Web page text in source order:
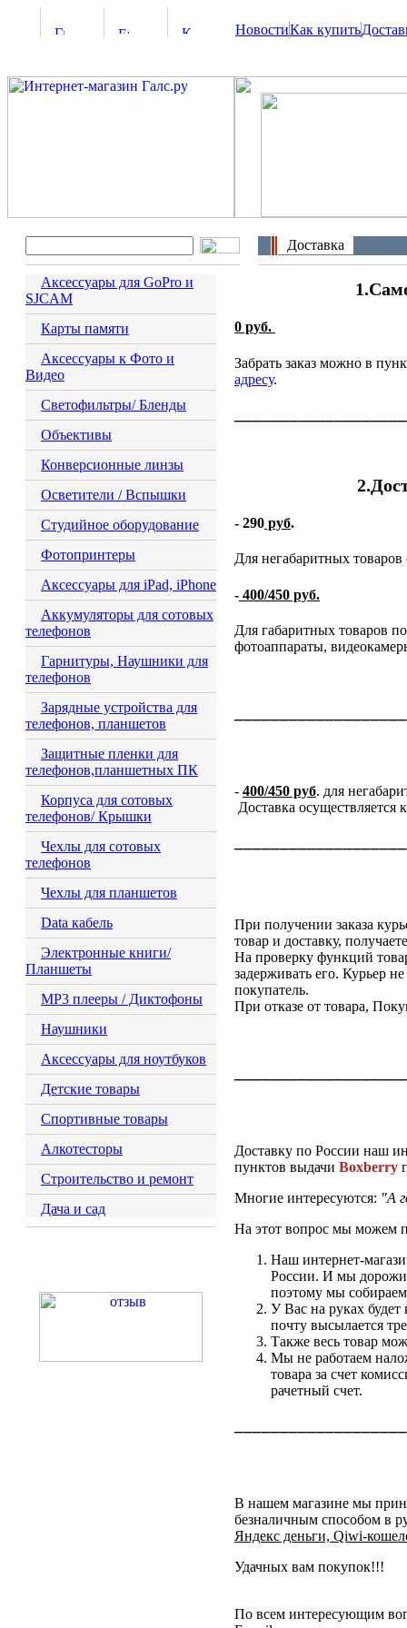
НовостиКак купить
Доставка
Аксессуары для GoPro и
SJCAM
Карты памяти
Аксессуары к Фото и
Видео
Светофильтры/ Бленды
Объективы
Конверсионные линзы
Осветители / Вспышки
Студийное оборудование
Фотопринтеры
Аксессуары для iPad, iPhone
Аккумуляторы для сотовых
телефонов
Гарнитуры, Наушники для
телефонов
Зарядные устройства для
телефонов, планшетов
Защитные пленки для
телефонов,планшетных ПК
Корпуса для сотовых
телефонов/ Крышки
Чехлы для сотовых
телефонов
Чехлы для планшетов
Data кабель
Электронные книги/
Планшеты
MP3 плееры / Диктофоны
Наушники
Аксессуары для ноутбуков
Детские товары
Спортивные товары
Алкотесторы
Строительство и ремонт
Дача и сад
0 руб.
Забрать заказ можно в
адресу.
- 290 руб.
Для негабаритных
- 400/450 руб.
Для габаритных товаров
фотоаппараты,
- 400/450 руб. для
Доставка
При получении заказа
товар и доставку,
На проверку функций
задерживать его. Курьер
покупатель.
При отказе от товара,
Доставку по России наш
пунктов выдачи Boxberry
Многие интересуются: "А
На этот вопрос мы можем
Наш интернет-
России. И мы
поэтому мы
У Вас на руках
почту высылается
Также весь товар
Мы не работаем
товара за счет
рачетный счет.
В нашем магазине мы
безналичным способом в
Яндекс деньги, Qiwi-
Удачных вам покупок!!!
По всем интересующим